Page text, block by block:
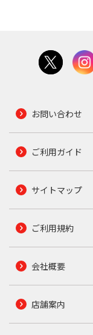
お問い合わせ
ご利用ガイド
サイトマップ
ご利用規約
会社概要
店舗案内